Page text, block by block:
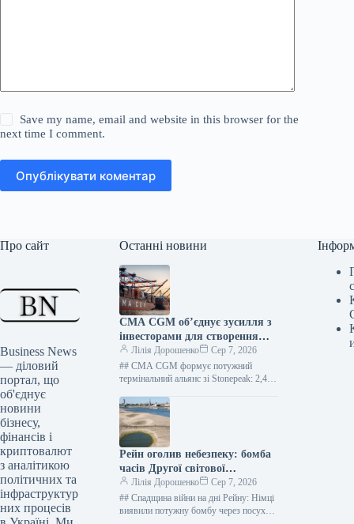
Save my name, email and website in this browser for the
next time I comment.
Опублікувати коментар
Про сайт
Business News
— діловий
портал, що
об'єднує
новини
бізнесу,
фінансів і
криптовалют
з аналітикою
політичних та
інфраструктур
них процесів
Останні новини
CMA CGM об’єднує зусилля з
інвесторами для створення
потужного термінального СП
Лілія Дорошенко
Сер 7, 2026
## CMA CGM формує потужний
термінальний альянс зі Stonepeak: 2,4
переглядів 7 серпня 2026,…
Рейн оголив небезпеку: бомба
часів Другої світової
піднялася на поверхню через
посуху
Лілія Дорошенко
Сер 7, 2026
## Спадщина війни на дні Рейну: Німці
виявили потужну бомбу через посуху